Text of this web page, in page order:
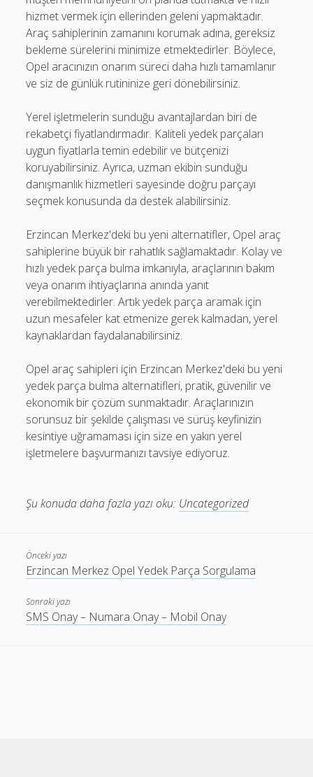
hizmet vermek için ellerinden geleni yapmaktadır.
Araç sahiplerinin zamanını korumak adına, gereksiz
bekleme sürelerini minimize etmektedirler. Böylece,
Opel aracınızın onarım süreci daha hızlı tamamlanır
ve siz de günlük rutininize geri dönebilirsiniz.
Yerel işletmelerin sunduğu avantajlardan biri de
rekabetçi fiyatlandırmadır. Kaliteli yedek parçaları
uygun fiyatlarla temin edebilir ve bütçenizi
koruyabilirsiniz. Ayrıca, uzman ekibin sunduğu
danışmanlık hizmetleri sayesinde doğru parçayı
seçmek konusunda da destek alabilirsiniz.
Erzincan Merkez'deki bu yeni alternatifler, Opel araç
sahiplerine büyük bir rahatlık sağlamaktadır. Kolay ve
hızlı yedek parça bulma imkanıyla, araçlarının bakım
veya onarım ihtiyaçlarına anında yanıt
verebilmektedirler. Artık yedek parça aramak için
uzun mesafeler kat etmenize gerek kalmadan, yerel
kaynaklardan faydalanabilirsiniz.
Opel araç sahipleri için Erzincan Merkez'deki bu yeni
yedek parça bulma alternatifleri, pratik, güvenilir ve
ekonomik bir çözüm sunmaktadır. Araçlarınızın
sorunsuz bir şekilde çalışması ve sürüş keyfinizin
kesintiye uğramaması için size en yakın yerel
işletmelere başvurmanızı tavsiye ediyoruz.
Şu konuda daha fazla yazı oku: Uncategorized
Önceki yazı
Erzincan Merkez Opel Yedek Parça Sorgulama
Sonraki yazı
SMS Onay – Numara Onay – Mobil Onay